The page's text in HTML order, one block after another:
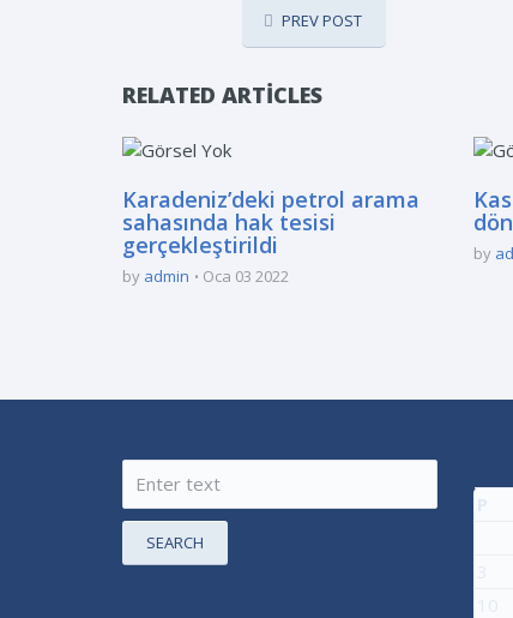
PREV POST
RELATED ARTICLES
Karadeniz’deki petrol arama
sahasında hak tesisi
gerçekleştirildi
by admin Oca 03 2022
by
SEARCH
P
3
10